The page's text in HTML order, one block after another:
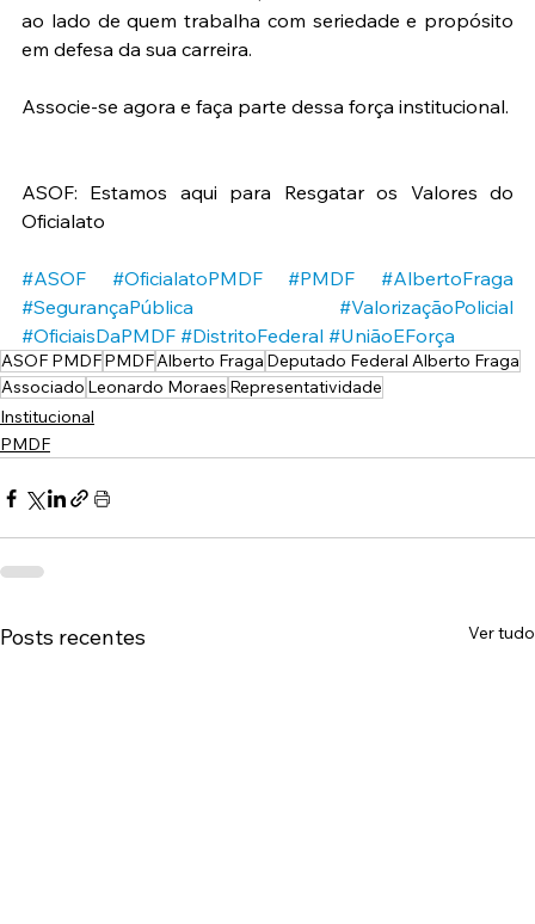
ao lado de quem trabalha com seriedade e propósito
em defesa da sua carreira.
Associe-se agora e faça parte dessa força institucional.
ASOF: Estamos aqui para Resgatar os Valores do
Oficialato
#ASOF #OficialatoPMDF #PMDF
#AlbertoFraga
#SegurançaPública
#ValorizaçãoPolicial
#OficiaisDaPMDF #DistritoFederal #UniãoEForça
ASOF PMDFPMDFAlberto Fraga Deputado Federal Alberto Fraga
Associado Leonardo Moraes Representatividade
Institucional
PMDF
Posts recentes Ver tudo